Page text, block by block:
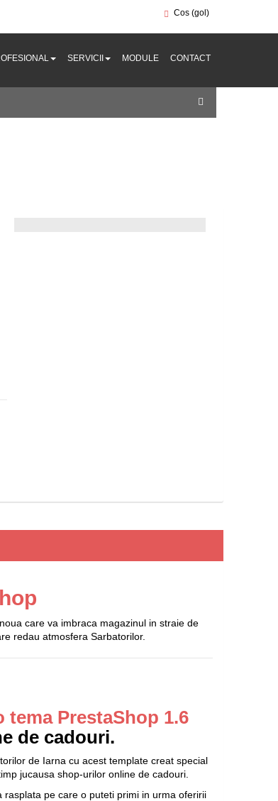
Cos (gol)
SERVICII MODULE CONTACT
care va imbraca magazinul in straie de
redau atmosfera Sarbatorilor.
tema PrestaShop 1.6
de cadouri.
de Iarna cu acest template creat special
jucausa shop-urilor online de cadouri.
pe care o puteti primi in urma oferirii